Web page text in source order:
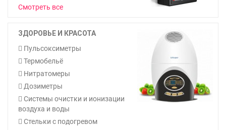
Смотреть все
ЗДОРОВЬЕ И КРАСОТА
Пульсоксиметры
Термобельё
Нитратомеры
Дозиметры
Системы очистки и ионизации
воздуха и воды
Стельки с подогревом